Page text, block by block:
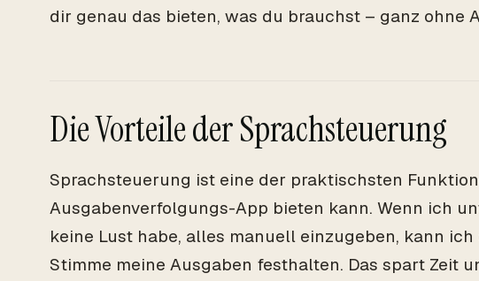
dir genau das bieten, was du brauchst – ganz ohne
Die Vorteile der Sprachsteuerung
Sprachsteuerung ist eine der praktischsten
Ausgabenverfolgungs-App bieten kann. Wenn ich
keine Lust habe, alles manuell einzugeben, kann
Stimme meine Ausgaben festhalten. Das spart Zeit